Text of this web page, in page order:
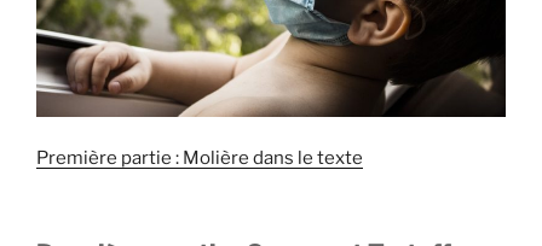
Première partie : Molière dans le texte